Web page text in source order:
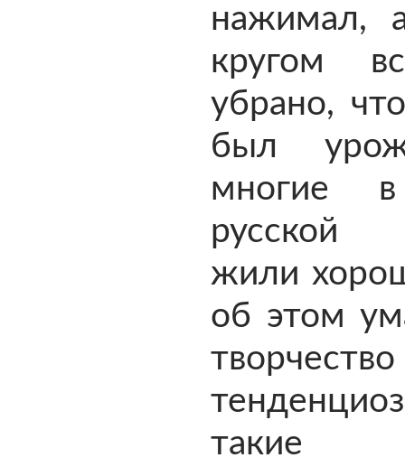
нажимал,
кругом
убрано,
был
многие
русской
жили
об этом
такие